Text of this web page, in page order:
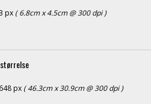
px ( 6.8cm x 4.5cm @ 300 dpi )
px ( 46.3cm x 30.9cm @ 300 dpi )